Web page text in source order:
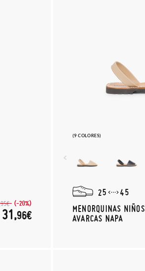
95€ (-20%)
31,96€
(9 COLORES)
25
45
MENORQUINAS NIÑOS
AVARCAS NAPA